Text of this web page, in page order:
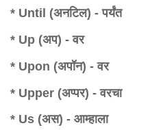
* Until (अनटिल) - पर्यंत
* Up (अप) - वर
* Upon (अपॉन) - वर
* Upper (अप्पर) - वरचा
* Us (अस) - आम्हाला